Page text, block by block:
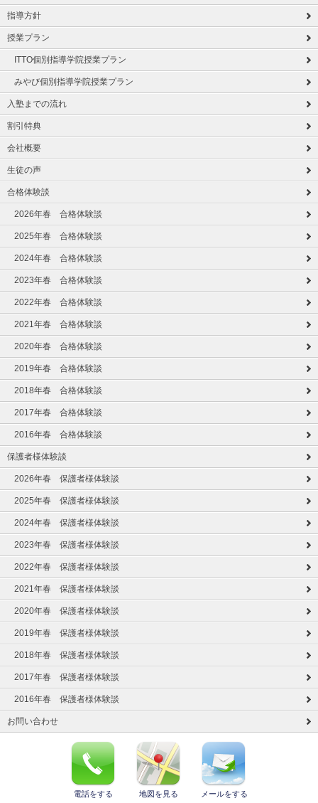
指導方針
授業プラン
ITTO個別指導学院授業プラン
みやび個別指導学院授業プラン
入塾までの流れ
割引特典
会社概要
生徒の声
合格体験談
2026年春 合格体験談
2025年春 合格体験談
2024年春 合格体験談
2023年春 合格体験談
2022年春 合格体験談
2021年春 合格体験談
2020年春 合格体験談
2019年春 合格体験談
2018年春 合格体験談
2017年春 合格体験談
2016年春 合格体験談
保護者様体験談
2026年春 保護者様体験談
2025年春 保護者様体験談
2024年春 保護者様体験談
2023年春 保護者様体験談
2022年春 保護者様体験談
2021年春 保護者様体験談
2020年春 保護者様体験談
2019年春 保護者様体験談
2018年春 保護者様体験談
2017年春 保護者様体験談
2016年春 保護者様体験談
お問い合わせ
電話をする 地図を見る メールをする